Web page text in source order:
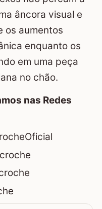
âncora visual e
os aumentos
enquanto os
em uma peça
no chão.
nas Redes